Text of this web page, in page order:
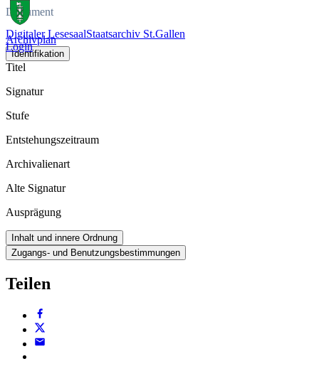
Digitaler LesesaalStaatsarchiv St.Gallen
Login
Dokument
Archivplan
Identifikation
Titel
Signatur
Stufe
Entstehungszeitraum
Archivalienart
Alte Signatur
Ausprägung
Inhalt und innere Ordnung
Zugangs- und Benutzungsbestimmungen
Teilen